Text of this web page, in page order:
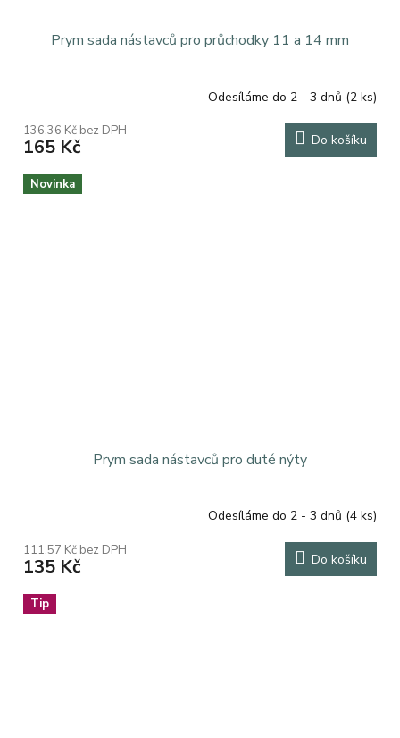
Prym sada nástavců pro průchodky 11 a 14 mm
Odesíláme do 2 - 3 dnů (2 ks)
136,36 Kč bez DPH
165 Kč Do košíku
Novinka
Prym sada nástavců pro duté nýty
Odesíláme do 2 - 3 dnů (4 ks)
111,57 Kč bez DPH
135 Kč Do košíku
Tip